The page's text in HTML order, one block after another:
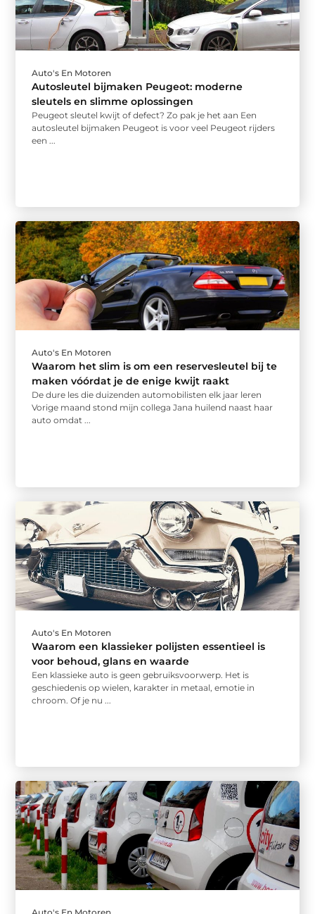
Auto's En Motoren
Autosleutel bijmaken Peugeot: moderne
sleutels en slimme oplossingen
Peugeot sleutel kwijt of defect? Zo pak je het aan Een
autosleutel bijmaken Peugeot is voor veel Peugeot rijders
een ...
Auto's En Motoren
Waarom het slim is om een reservesleutel bij te
maken vóórdat je de enige kwijt raakt
De dure les die duizenden automobilisten elk jaar leren
Vorige maand stond mijn collega Jana huilend naast haar
auto omdat ...
Auto's En Motoren
Waarom een klassieker polijsten essentieel is
voor behoud, glans en waarde
Een klassieke auto is geen gebruiksvoorwerp. Het is
geschiedenis op wielen, karakter in metaal, emotie in
chroom. Of je nu ...